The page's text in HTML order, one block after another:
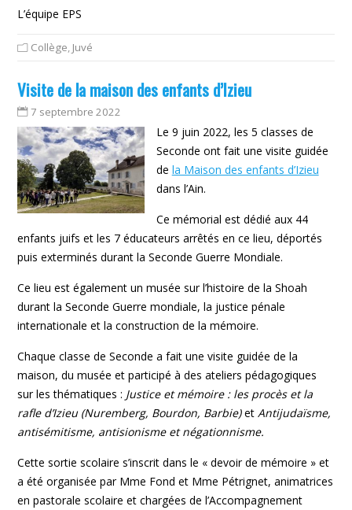
L’équipe EPS
Collège, Juvé
Visite de la maison des enfants d’Izieu
7 septembre 2022
Le 9 juin 2022, les 5 classes de
Seconde ont fait une visite guidée
de la Maison des enfants d’Izieu
dans l’Ain.
Ce mémorial est dédié aux 44
enfants juifs et les 7 éducateurs arrêtés en ce lieu, déportés
puis exterminés durant la Seconde Guerre Mondiale.
Ce lieu est également un musée sur l’histoire de la Shoah
durant la Seconde Guerre mondiale, la justice pénale
internationale et la construction de la mémoire.
Chaque classe de Seconde a fait une visite guidée de la
maison, du musée et participé à des ateliers pédagogiques
sur les thématiques : Justice et mémoire : les procès et la
rafle d’Izieu (Nuremberg, Bourdon, Barbie)etAntijudaïsme,
antisémitisme, antisionisme et négationnisme.
Cette sortie scolaire s’inscrit dans le « devoir de mémoire » et
a été organisée par Mme Fond et Mme Pétrignet, animatrices
en pastorale scolaire et chargées de l’Accompagnement